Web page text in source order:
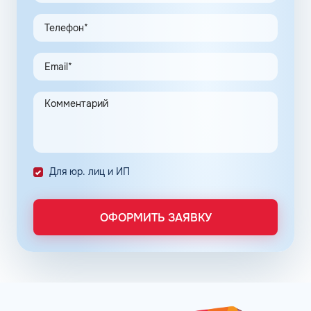
заправки
По топливным картам Шелл для юридических лиц
предусмотрена возможность покупки горючего и оплаты
дополнительных услуг по сниженным ценам. Этот
инструмент создан для упрощения ведения бизнеса
ООО и индивидуальных предпринимателей.
Постоянные клиенты сети АЗС Шелл в Обнинске могут
Заправочные карты для ИП и юридических лиц
оформляются по упрощенному порядку. Отчётность
формируется в личном кабинете, администратор может
Для юр. лиц и ИП
ОФОРМИТЬ ЗАЯВКУ